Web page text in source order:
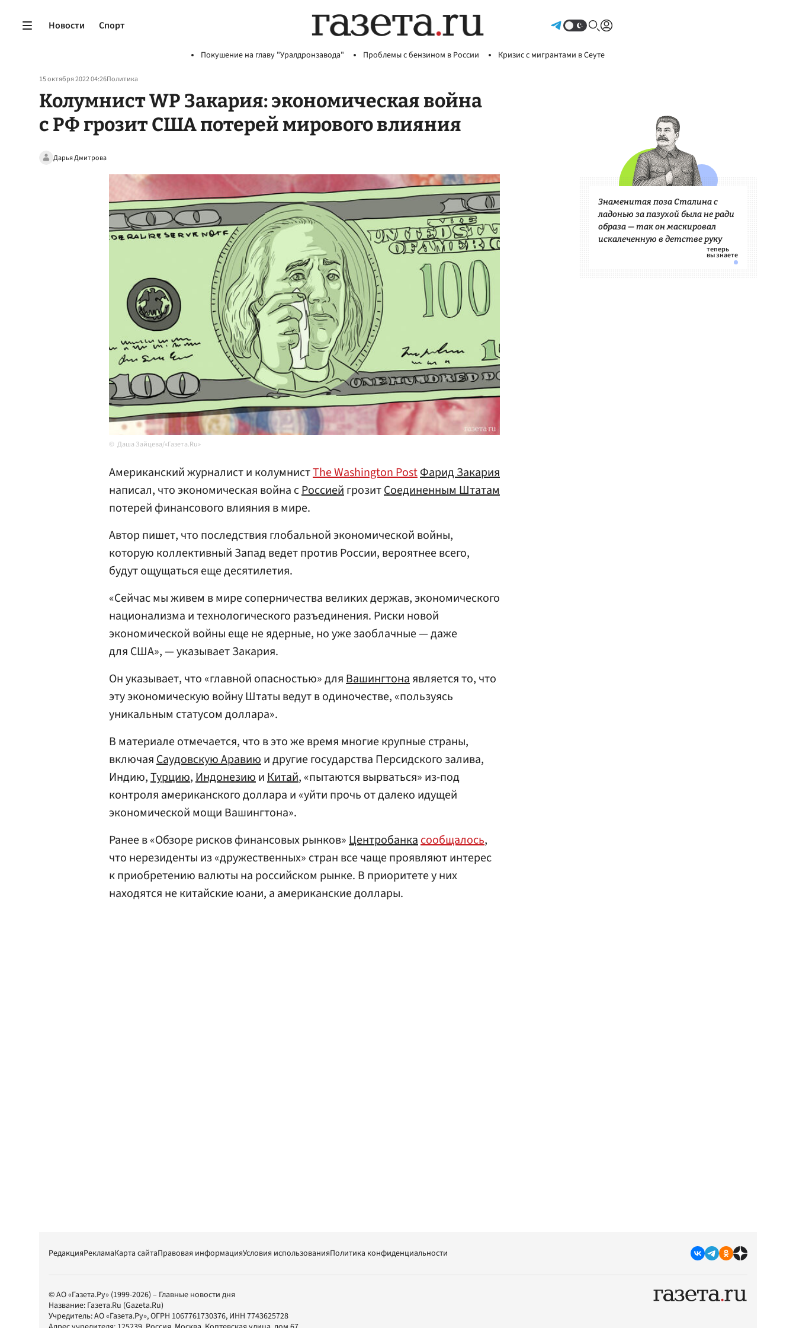
Новости Спорт
Покушение на главу "Уралдронзавода" Проблемы с бензином в России Кризис с мигрантами в Сеуте
15 октября 2022 04:26Политика
Колумнист WP Закария: экономическая война
с РФ грозит США потерей мирового влияния
Дарья Дмитрова
Даша Зайцева/«Газета.Ru»
Американский журналист и колумнистThe Washington PostФарид Закария
написал, что экономическая война сРоссиейгрозитСоединенным Штатам
потерей финансового влияния в мире.
Автор пишет, что последствия глобальной экономической войны,
которую коллективный Запад ведет против России, вероятнее всего,
будут ощущаться еще десятилетия.
«Сейчас мы живем в мире соперничества великих держав, экономического
национализма и технологического разъединения. Риски новой
экономической войны еще не ядерные, но уже заоблачные — даже
для США», — указывает Закария.
Он указывает, что «главной опасностью» дляВашингтонаявляется то, что
эту экономическую войну Штаты ведут в одиночестве, «пользуясь
уникальным статусом доллара».
В материале отмечается, что в это же время многие крупные страны,
включаяСаудовскую Аравиюи другие государства Персидского залива,
Индию,Турцию,ИндонезиюиКитай, «пытаются вырваться» из-под
контроля американского доллара и «уйти прочь от далеко идущей
экономической мощи Вашингтона».
Ранее в «Обзоре рисков финансовых рынков»Центробанкасообщалось,
что нерезиденты из «дружественных» стран все чаще проявляют интерес
к приобретению валюты на российском рынке. В приоритете у них
находятся не китайские юани, а американские доллары.
Знаменитая поза Сталина с
ладонью за пазухой была не ради
образа — так он маскировал
искалеченную в детстве руку
РедакцияРекламаКарта сайтаПравовая информацияУсловия использованияПолитика конфиденциальности
© АО «Газета.Ру» (1999-2026) – Главные новости дня
Название: Газета.Ru (Gazeta.Ru)
Учредитель:АО «Газета.Ру», ОГРН 1067761730376, ИНН 7743625728